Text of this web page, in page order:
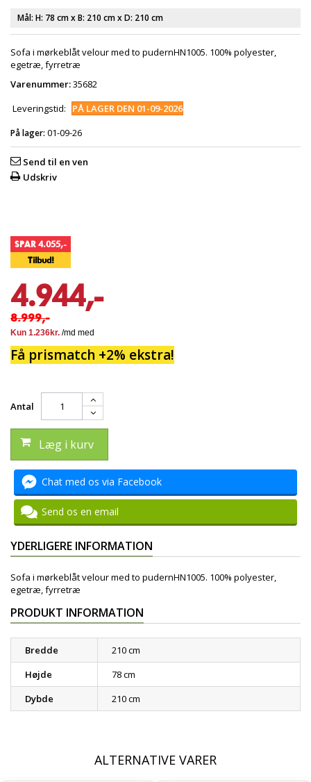
Mål: H: 78 cmx B: 210 cmx D: 210 cm
Sofa i mørkeblåt velour med to pudernHN1005. 100% polyester,
egetræ, fyrretræ
Varenummer:35682
Leveringstid:
PÅ LAGER DEN 01-09-2026
På lager: 01-09-26
Send til en ven
Udskriv
SPAR 4.055,-
Tilbud!
4.944,-
8.999,-
Få prismatch +2% ekstra!
Antal
Læg i kurv
Chat med os via Facebook
Send os en email
YDERLIGERE INFORMATION
Sofa i mørkeblåt velour med to pudernHN1005. 100% polyester,
egetræ, fyrretræ
PRODUKT INFORMATION
Bredde
210 cm
Højde
78 cm
Dybde
210 cm
ALTERNATIVE VARER